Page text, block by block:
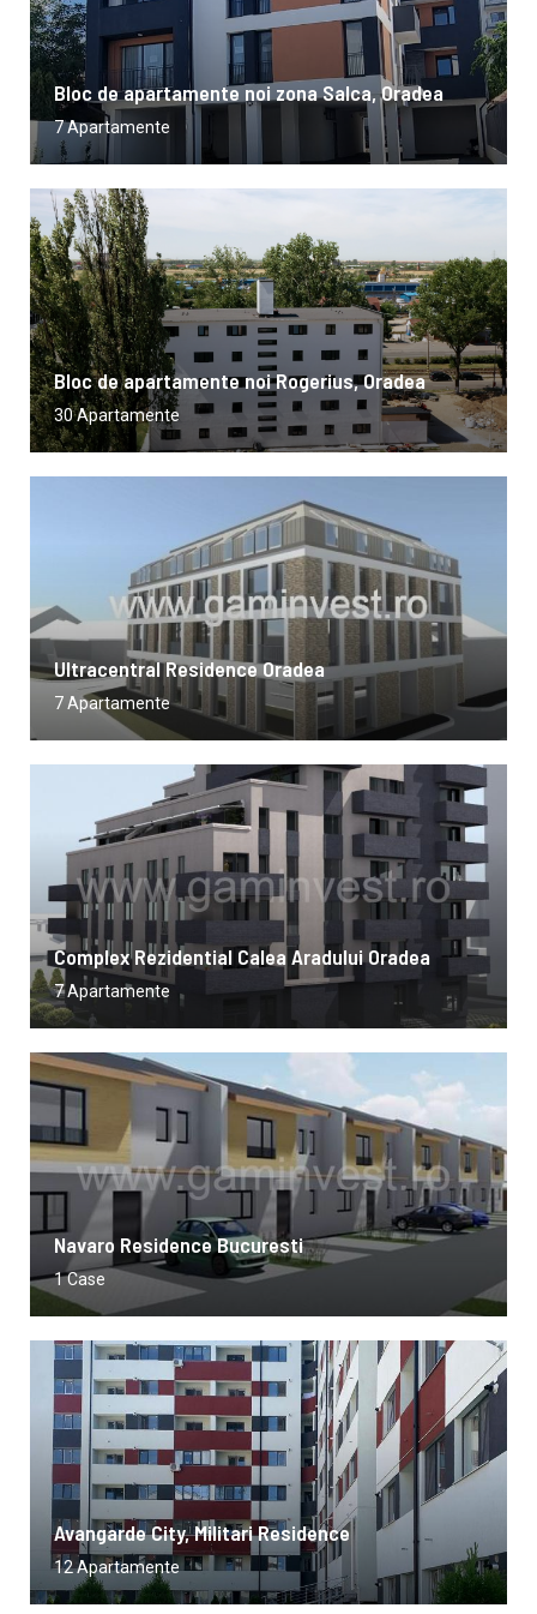
Bloc de apartamente noi zona Salca, Oradea
7 Apartamente
Bloc de apartamente noi Rogerius, Oradea
30 Apartamente
Ultracentral Residence Oradea
7 Apartamente
Complex Rezidential Calea Aradului Oradea
7 Apartamente
Navaro Residence Bucuresti
1 Case
Avangarde City, Militari Residence
12 Apartamente